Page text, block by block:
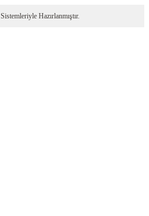
Sistemleriyle Hazırlanmıştır.